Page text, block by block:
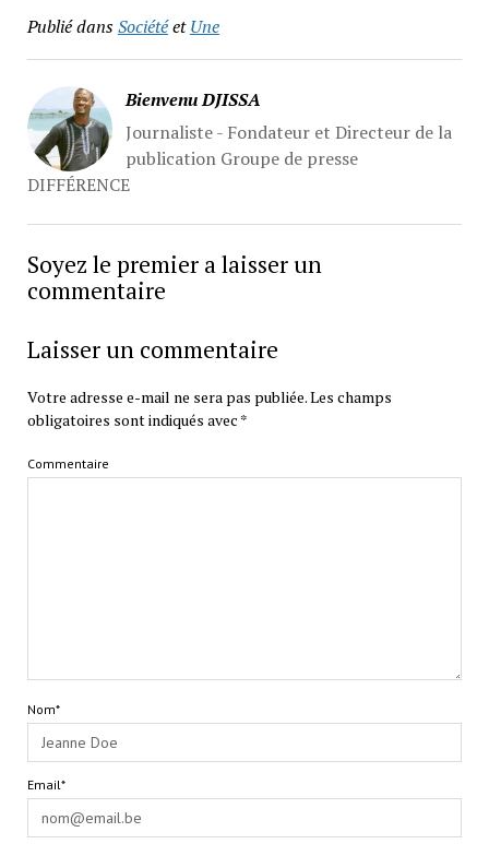
Publié dansSociétéetUne
Bienvenu DJISSA
Journaliste - Fondateur et Directeur de la
publication Groupe de presse
DIFFÉRENCE
Soyez le premier a laisser un
commentaire
Laisser un commentaire
Votre adresse e-mail ne sera pas publiée.Les champs
obligatoires sont indiqués avec *
Commentaire
Nom*
Email*